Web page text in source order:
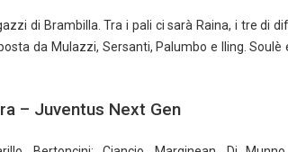
di Brambilla. Tra i pali ci sarà Raina, i tre di
da Mulazzi, Sersanti, Palumbo e Iling. Soulè
– Juventus Next Gen